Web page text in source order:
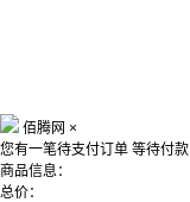
佰腾网 ×
您有一笔待支付订单 等待付款
商品信息：
总价：